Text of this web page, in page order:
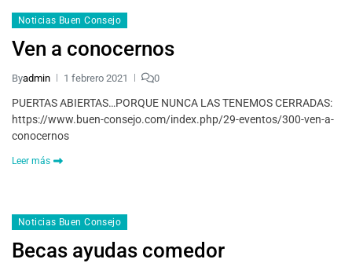
Noticias Buen Consejo
Ven a conocernos
Byadmin 1 febrero 2021 0
PUERTAS ABIERTAS…PORQUE NUNCA LAS TENEMOS CERRADAS:
https://www.buen-consejo.com/index.php/29-eventos/300-ven-a-
conocernos
Leer más
Noticias Buen Consejo
Becas ayudas comedor